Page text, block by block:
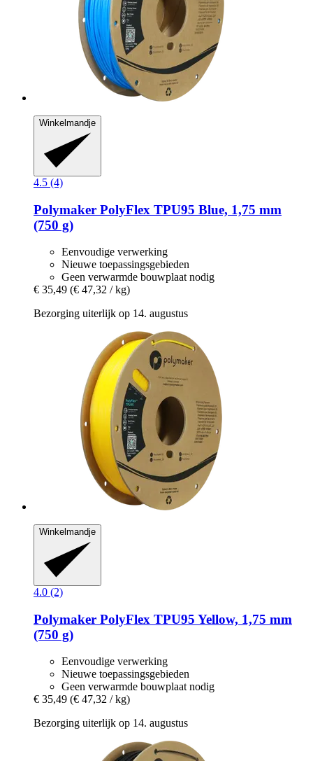
Winkelmandje
4.5 (4)
Polymaker PolyFlex TPU95 Blue, 1,75 mm
(750 g)
Eenvoudige verwerking
Nieuwe toepassingsgebieden
Geen verwarmde bouwplaat nodig
€ 35,49 (€ 47,32 / kg)
Bezorging uiterlijk op 14. augustus
Winkelmandje
4.0 (2)
Polymaker PolyFlex TPU95 Yellow, 1,75 mm
(750 g)
Eenvoudige verwerking
Nieuwe toepassingsgebieden
Geen verwarmde bouwplaat nodig
€ 35,49 (€ 47,32 / kg)
Bezorging uiterlijk op 14. augustus